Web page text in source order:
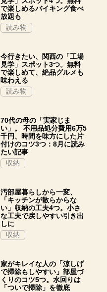
で楽しめるバイキング食べ
放題も
読み物
今行きたい、関西の「工場
見学」スポット3つ。無料
で楽しめて、絶品グルメも
味わえる
読み物
70代の母の「実家じま
い」。 不用品処分費用6万5
千円、時間を味方にした片
付けのコツ3つ：8月に読み
たい記事
収納
汚部屋暮らしから一変、
「キッチンが散らからな
い」収納の工夫4つ。小さ
な工夫で戻しやすい引き出
しに
収納
家がキレイな人の「涼しげ
で掃除もしやすい」部屋づ
くりのコツ5つ。水回りは
「ついで掃除」を徹底